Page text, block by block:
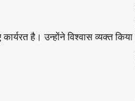
है। उन्होंने विश्वास व्यक्त किया